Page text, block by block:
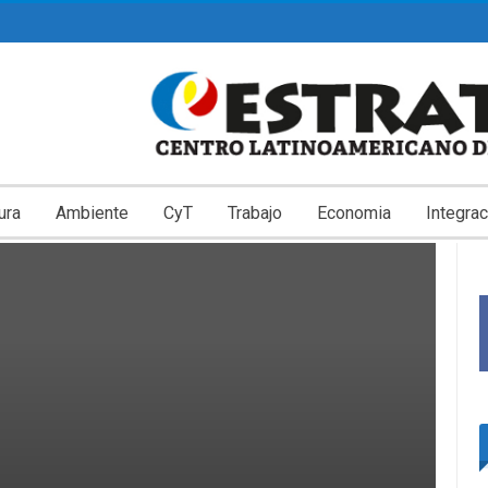
Ambiente CyT Trabajo Economia